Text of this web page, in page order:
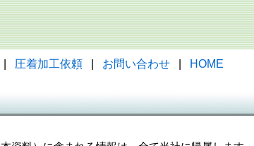
圧着加工依頼 お問い合わせ HOME